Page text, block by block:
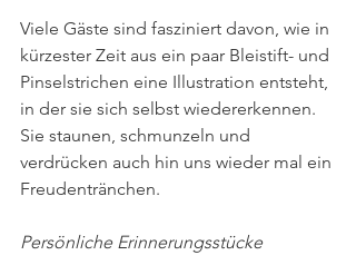
Viele Gäste sind fasziniert davon, wie in
kürzester Zeit aus ein paar Bleistift- und
Pinselstrichen eine Illustration entsteht,
in der sie sich selbst wiedererkennen.
Sie staunen, schmunzeln und
verdrücken auch hin uns wieder mal ein
Freudentränchen.
Persönliche Erinnerungsstücke